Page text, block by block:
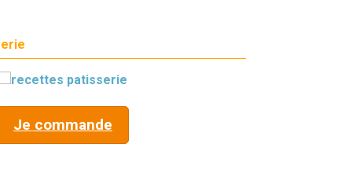
Je commande